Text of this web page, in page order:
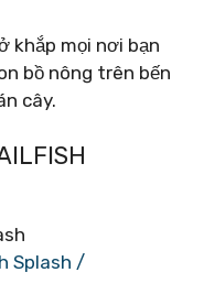
khắp mọi nơi bạn
bồ nông trên bến
cây.
Splash /